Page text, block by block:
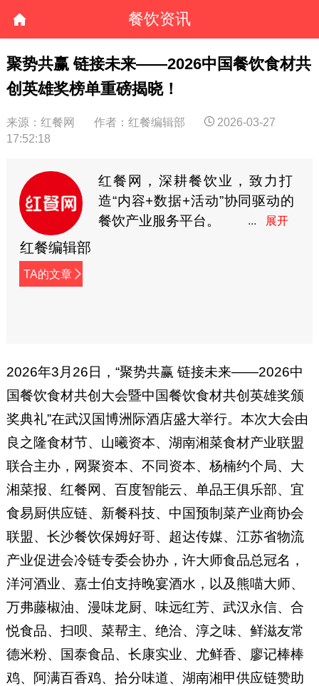
餐饮资讯
聚势共赢 链接未来——2026中国餐饮食材共
创英雄奖榜单重磅揭晓！
来源：红餐网 作者：红餐编辑部
2026-03-27
17:52:18
红餐编辑部
TA的文章
红餐网，深耕餐饮业，致力打
造“内容+数据+活动”协同驱动的
餐饮产业服务平台。
2026年3月26日，“聚势共赢 链接未来——2026中
国餐饮食材共创大会暨中国餐饮食材共创英雄奖颁
奖典礼”在武汉国博洲际酒店盛大举行。本次大会由
良之隆食材节、山曦资本、湖南湘菜食材产业联盟
联合主办，网聚资本、不同资本、杨楠约个局、大
湘菜报、红餐网、百度智能云、单品王俱乐部、宜
食易厨供应链、新餐科技、中国预制菜产业商协会
联盟、长沙餐饮保姆好哥、超达传媒、江苏省物流
产业促进会冷链专委会协办，许大师食品总冠名，
洋河酒业、嘉士伯支持晚宴酒水，以及熊喵大师、
万弗藤椒油、漫味龙厨、味远红芳、武汉永信、合
悦食品、扫呗、菜帮主、绝洽、淳之味、鲜滋友常
德米粉、国泰食品、长康实业、尤鲜香、廖记棒棒
鸡、阿满百香鸡、拾分味道、湖南湘甲供应链赞助